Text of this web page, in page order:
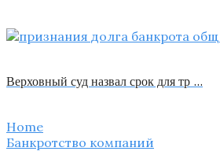
Верховный суд назвал срок для тр …
Home
Банкротство компаний